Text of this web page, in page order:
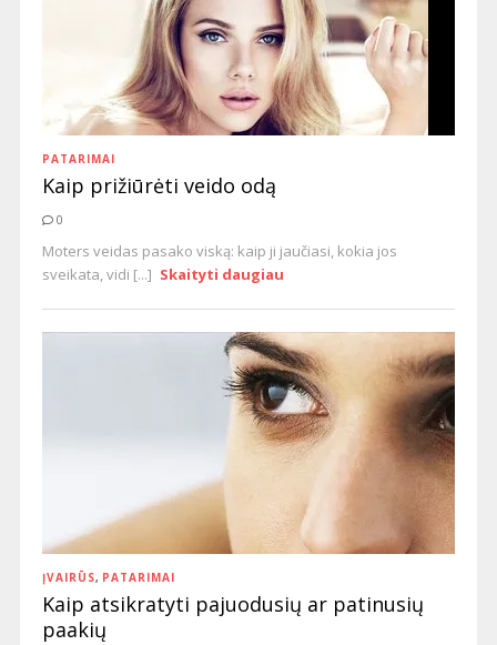
PATARIMAI
Kaip prižiūrėti veido odą
0
Moters veidas pasako viską: kaip ji jaučiasi, kokia jos
sveikata, vidi [...] Skaityti daugiau
ĮVAIRŪS, PATARIMAI
Kaip atsikratyti pajuodusių ar patinusių
paakių